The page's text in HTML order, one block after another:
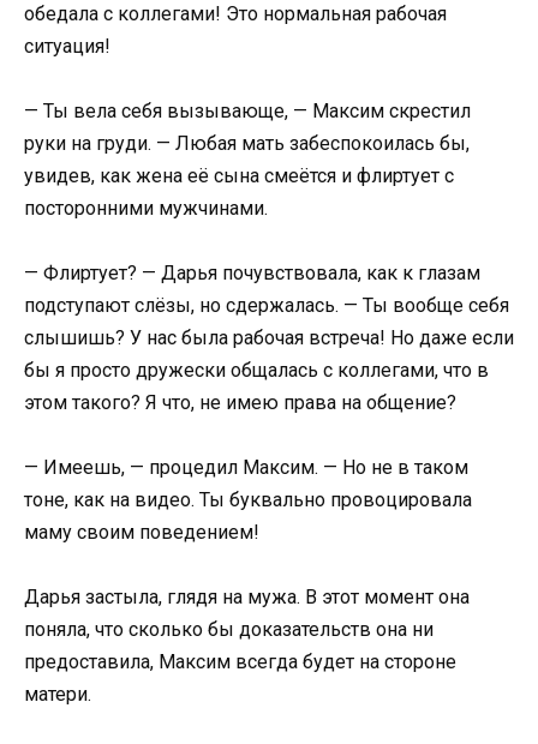
обедала с коллегами! Это нормальная рабочая
ситуация!
— Ты вела себя вызывающе, — Максим скрестил
руки на груди. — Любая мать забеспокоилась бы,
увидев, как жена её сына смеётся и флиртует с
посторонними мужчинами.
— Флиртует? — Дарья почувствовала, как к глазам
подступают слёзы, но сдержалась. — Ты вообще себя
слышишь? У нас была рабочая встреча! Но даже если
бы я просто дружески общалась с коллегами, что в
этом такого? Я что, не имею права на общение?
— Имеешь, — процедил Максим. — Но не в таком
тоне, как на видео. Ты буквально провоцировала
маму своим поведением!
Дарья застыла, глядя на мужа. В этот момент она
поняла, что сколько бы доказательств она ни
предоставила, Максим всегда будет на стороне
матери.